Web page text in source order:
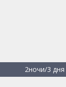
2ночи/3 дня